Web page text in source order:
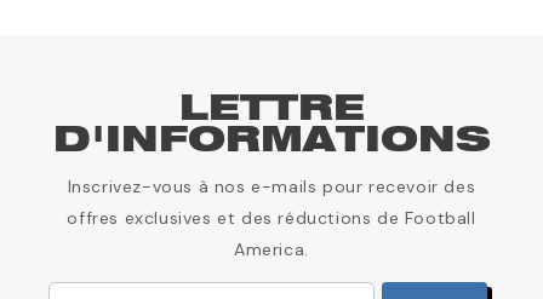
LETTRE
D'INFORMATIONS
Inscrivez-vous à nos e-mails pour recevoir des
offres exclusives et des réductions de Football
America.